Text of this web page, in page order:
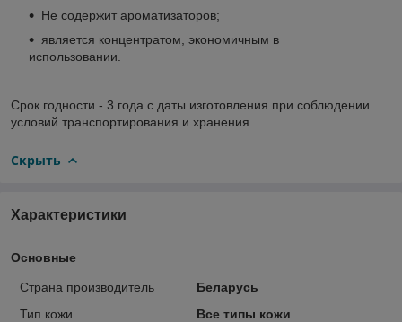
Не содержит ароматизаторов;
является концентратом, экономичным в
использовании.
Срок годности - 3 года с даты изготовления при соблюдении
условий транспортирования и хранения.
Скрыть
Характеристики
Основные
Страна производитель
Беларусь
Тип кожи
Все типы кожи